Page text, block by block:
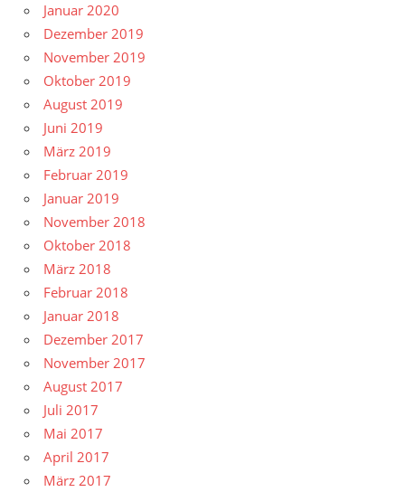
Januar 2020
Dezember 2019
November 2019
Oktober 2019
August 2019
Juni 2019
März 2019
Februar 2019
Januar 2019
November 2018
Oktober 2018
März 2018
Februar 2018
Januar 2018
Dezember 2017
November 2017
August 2017
Juli 2017
Mai 2017
April 2017
März 2017